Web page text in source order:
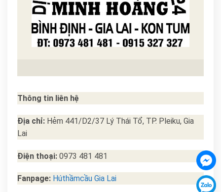
Thông tin liên hệ
Địa chỉ: Hẻm 441/D2/37 Lý Thái Tổ, TP. Pleiku, Gia
Lai
Điện thoại: 0973 481 481
Fanpage: Húthầmcầu Gia Lai